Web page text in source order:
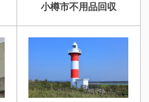
小樽市不用品回収